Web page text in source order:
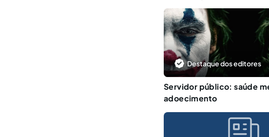
Destaque dos editores
Servidor público: saúde
adoecimento